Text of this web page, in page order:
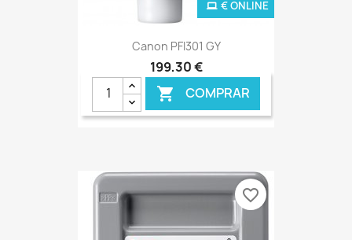
Canon PFI301 GY
199,30 €
 COMPRAR
€ ONLINE
favorite_border